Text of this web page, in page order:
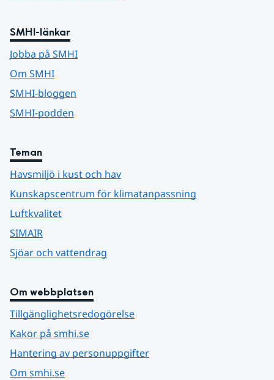
SMHI-länkar
Jobba på SMHI
Om SMHI
SMHI-bloggen
SMHI-podden
Teman
Havsmiljö i kust och hav
Kunskapscentrum för klimatanpassning
Luftkvalitet
SIMAIR
Sjöar och vattendrag
Om webbplatsen
Tillgänglighetsredogörelse
Kakor på smhi.se
Hantering av personuppgifter
Om smhi.se